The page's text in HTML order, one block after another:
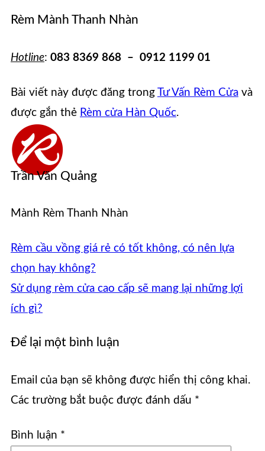
Rèm Mành Thanh Nhàn
Hotline: 083 8369 868 – 0912 1199 01
Bài viết này được đăng trong Tư Vấn Rèm Cửa và
được gắn thẻ Rèm cửa Hàn Quốc.
Trần Văn Quảng
Mành Rèm Thanh Nhàn
Rèm cầu vồng giá rẻ có tốt không, có nên lựa
chọn hay không?
Sử dụng rèm cửa cao cấp sẽ mang lại những lợi
ích gì?
Để lại một bình luận
Email của bạn sẽ không được hiển thị công khai.
Các trường bắt buộc được đánh dấu *
Bình luận *